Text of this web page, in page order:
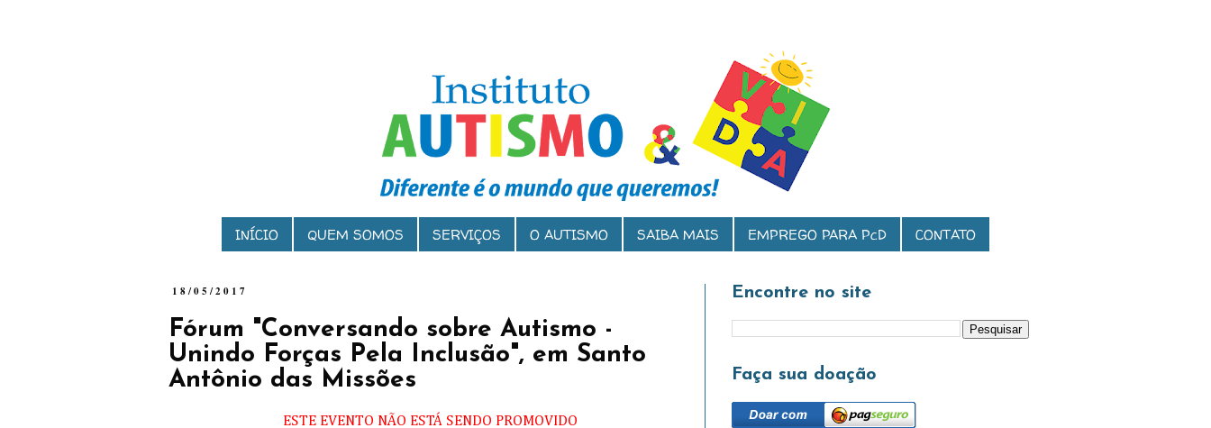
INÍCIO QUEM SOMOS SERVIÇOS O AUTISMO SAIBA MAIS EMPREGO PARA PcD CONTATO
18/05/2017
Fórum "Conversando sobre Autismo -
Unindo Forças Pela Inclusão", em Santo
Antônio das Missões
ESTE EVENTO NÃO ESTÁ SENDO PROMOVIDO
Encontre no site
Faça sua doação